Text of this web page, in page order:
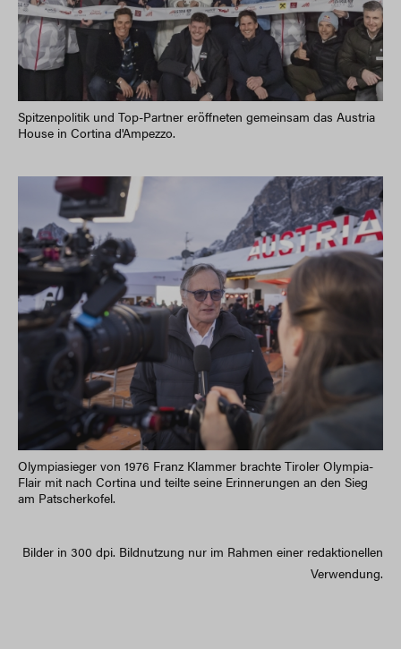
Spitzenpolitik und Top-Partner eröffneten gemeinsam das Austria
House in Cortina d'Ampezzo.
Olympiasieger von 1976 Franz Klammer brachte Tiroler Olympia-
Flair mit nach Cortina und teilte seine Erinnerungen an den Sieg
am Patscherkofel.
Bilder in 300 dpi. Bildnutzung nur im Rahmen einer redaktionellen
Verwendung.